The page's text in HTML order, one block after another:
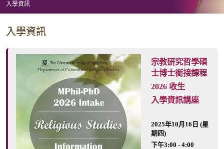
入學資訊
教
研
入學資訊
宗教研究哲學碩
士博士銜接課程
2026 收生
入學資訊講座
2025年10月16日 (星
期四)
下午3:00 - 4:00